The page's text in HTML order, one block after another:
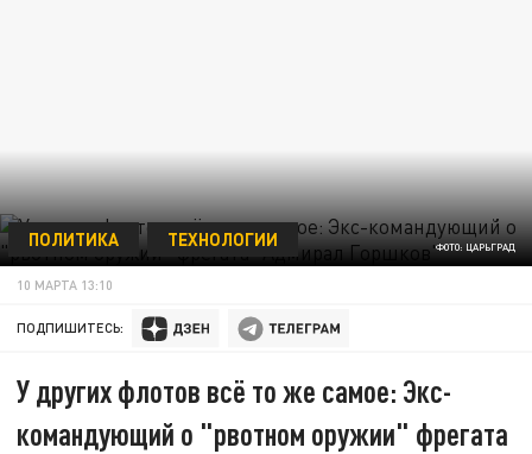
ФОТО: ЦАРЬГРАД
ПОЛИТИКА ТЕХНОЛОГИИ
10 МАРТА 13:10
ПОДПИШИТЕСЬ:
У других флотов всё то же самое: Экс-
командующий о "рвотном оружии" фрегата